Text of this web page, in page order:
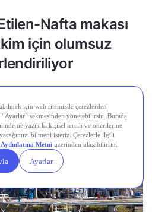
Nafta makası
için olumsuz
• 1 dakika okuma süresi